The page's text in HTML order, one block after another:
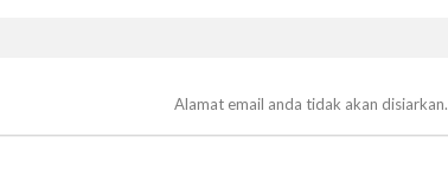
Alamat email anda tidak akan disiarkan.